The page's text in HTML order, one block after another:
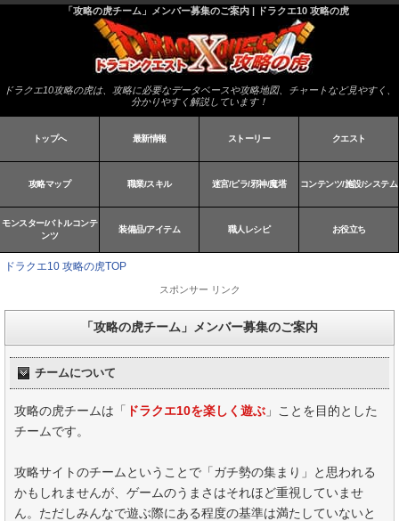
「攻略の虎チーム」メンバー募集のご案内 | ドラクエ10 攻略の虎
ドラクエ10攻略の虎は、攻略に必要なデータベースや攻略地図、チャートなど見やすく、
分かりやすく解説しています！
トップへ 最新情報 ストーリー クエスト
攻略マップ 職業/スキル 迷宮/ピラ/邪神/魔塔 コンテンツ/施設/システム
モンスター/バトルコンテ
ンツ
装備品/アイテム 職人レシピ お役立ち
ドラクエ10 攻略の虎TOP
スポンサー リンク
「攻略の虎チーム」メンバー募集のご案内
チームについて
攻略の虎チームは「 ドラクエ10を楽しく遊ぶ 」ことを目的とした
チームです。
攻略サイトのチームということで「ガチ勢の集まり」と思われる
かもしれませんが、ゲームのうまさはそれほど重視していませ
ん。ただしみんなで遊ぶ際にある程度の基準は満たしていないと